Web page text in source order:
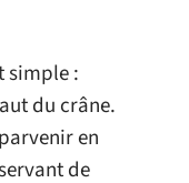
simple :
du crâne.
en
de